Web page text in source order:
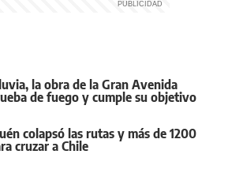
la obra de la Gran Avenida
de fuego y cumple su objetivo
colapsó las rutas y más de 1200
cruzar a Chile